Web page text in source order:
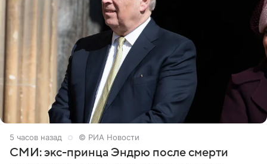
5 часов назад © РИА Новости
СМИ: экс-принца Эндрю после смерти